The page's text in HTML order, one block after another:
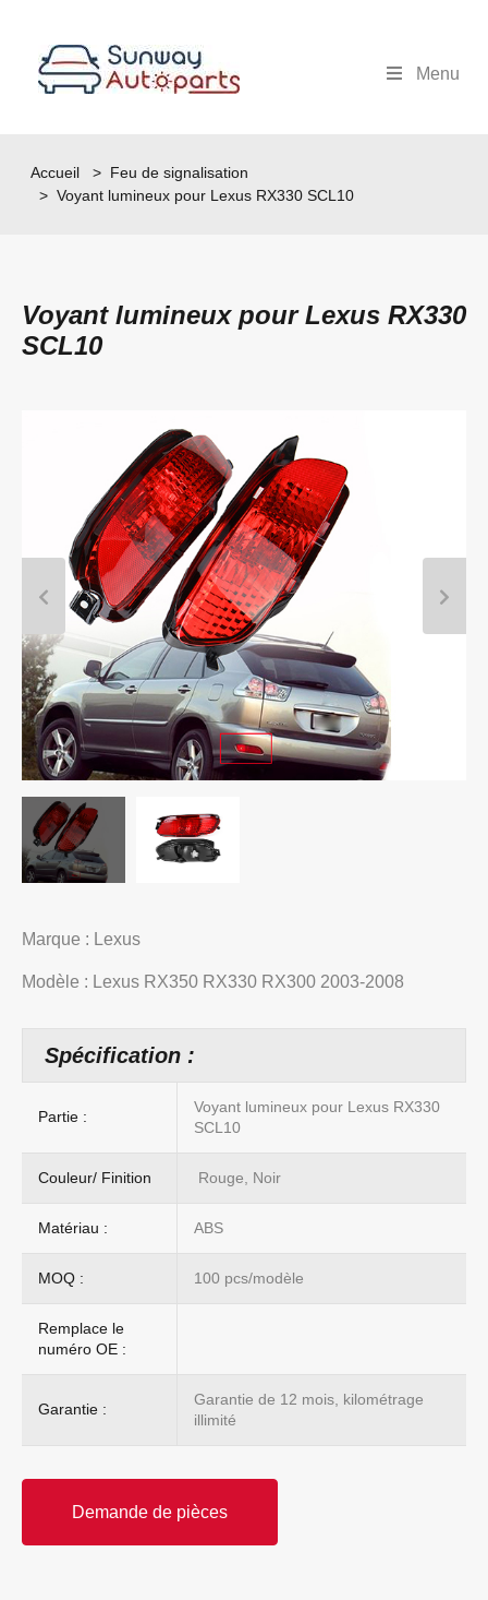
Menu
Accueil >Feu de signalisation
> Voyant lumineux pour Lexus RX330 SCL10
Voyant lumineux pour Lexus RX330
SCL10
Marque : Lexus
Modèle : Lexus RX350 RX330 RX300 2003-2008
Spécification :
Partie :
Voyant lumineux pour Lexus RX330
SCL10
Couleur/ Finition Rouge, Noir
Matériau : ABS
MOQ : 100 pcs/modèle
Remplace le
numéro OE :
Garantie :
Garantie de 12 mois, kilométrage
illimité
Demande de pièces